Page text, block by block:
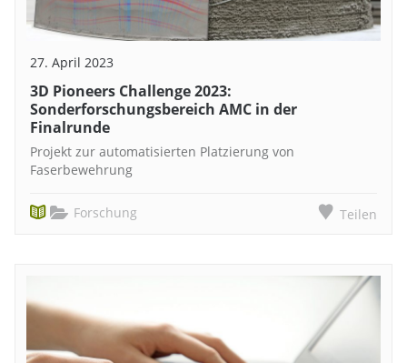
27. April 2023
3D Pioneers Challenge 2023:
Sonderforschungsbereich AMC in der
Finalrunde
Projekt zur automatisierten Platzierung von
Faserbewehrung
Forschung Teilen